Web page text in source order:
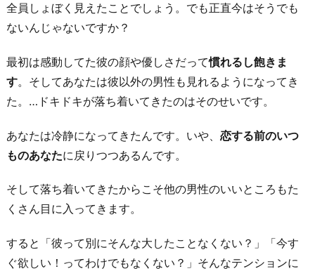
全員しょぼく見えたことでしょう。でも正直今はそうでも
ないんじゃないですか？
最初は感動してた彼の顔や優しさだって慣れるし飽きま
す。そしてあなたは彼以外の男性も見れるようになってき
た。…ドキドキが落ち着いてきたのはそのせいです。
あなたは冷静になってきたんです。いや、 恋する前のいつ
ものあなたに戻りつつあるんです。
そして落ち着いてきたからこそ他の男性のいいところもた
くさん目に入ってきます。
すると「彼って別にそんな大したことなくない？」「今す
ぐ欲しい！ってわけでもなくない？」そんなテンションに